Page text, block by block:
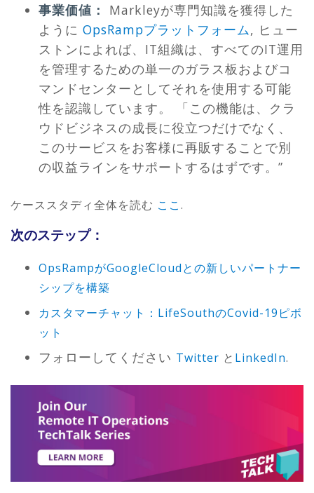
事業価値： Markleyが専門知識を獲得した
ように OpsRampプラットフォーム, ヒュー
ストンによれば、IT組織は、すべてのIT運用
を管理するための単一のガラス板およびコ
マンドセンターとしてそれを使用する可能
性を認識しています。 「この機能は、クラ
ウドビジネスの成長に役立つだけでなく、
このサービスをお客様に再販することで別
の収益ラインをサポートするはずです。”
ケーススタディ全体を読む ここ.
次のステップ：
OpsRampがGoogleCloudとの新しいパートナー
シップを構築
カスタマーチャット：LifeSouthのCovid-19ピボ
ット
フォローしてください Twitter と LinkedIn.